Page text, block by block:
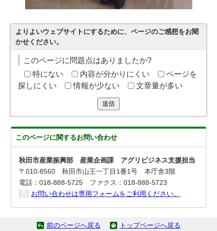
よりよいウェブサイトにするために、ページのご感想をお聞
かせください。
このページに問題点はありましたか?
特にない
内容が分かりにくい
ページを
探しにくい
情報が少ない 文章量が多い
送信
このページに関するお問い合わせ
秋田市産業振興部 産業企画課 アグリビジネス支援担当
〒010-8560 秋田市山王一丁目1番1号 本庁舎3階
電話：018-888-5725 ファクス：018-888-5723
お問い合わせは専用フォームをご利用ください。
前のページへ戻る トップページへ戻る